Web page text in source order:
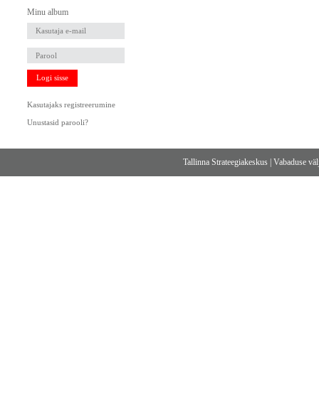
Minu album
Logi sisse
Kasutajaks registreerumine
Unustasid parooli?
Tallinna Strateegiakeskus |Vabaduse